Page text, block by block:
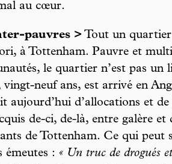
au cœur.
pauvres > Tout un quartier
à Tottenham. Pauvre et
le quartier n’est pas un
neuf ans, est arrivé en
aujourd’hui d’allocations et de
de-ci, de-là, entre galère
de Tottenham. Ce qui peut
émeutes : « Un truc de drogués